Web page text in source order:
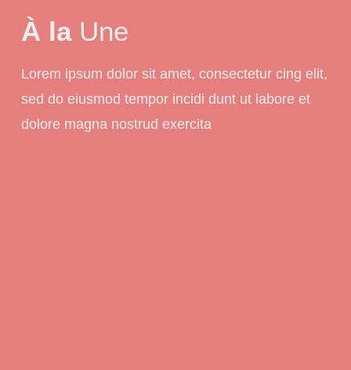
À laUne
Lorem ipsum dolor sit amet, consectetur cing elit,
sed do eiusmod tempor incidi dunt ut labore et
dolore magna nostrud exercita